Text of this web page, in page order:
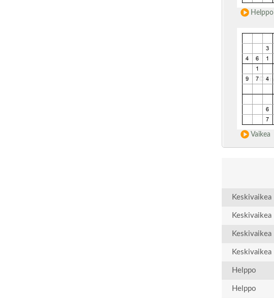
Helppo
Vaikea
Keskivaikea
Keskivaikea
Keskivaikea
Keskivaikea
Helppo
Helppo